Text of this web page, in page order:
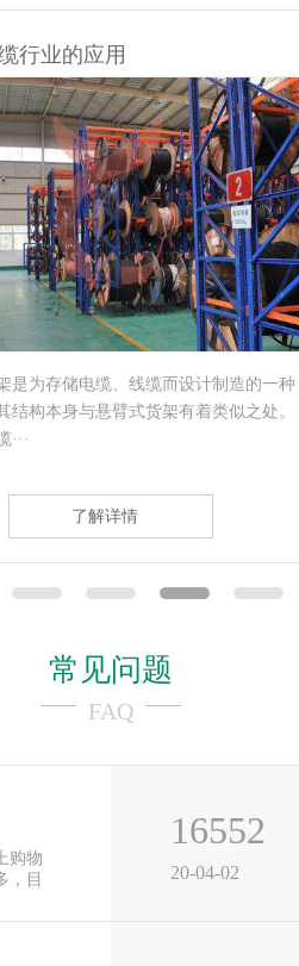
架在电子行业的应用
电子货架标签系统，是一种放置在货
统纸质价格标签的电子显示装置，每一
电子···
常见问题
FAQ
购物
，目
16552
20-04-02